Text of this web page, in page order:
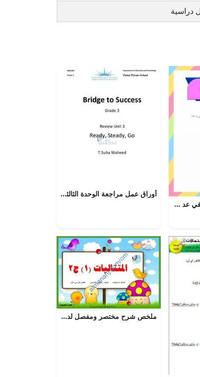
دراسية
الفصل السادس الضرب في عد من رقمين – المنهاج السعودي
أوراق عمل مراجعة الوحدة الثالثة, (لغة انجليزية) الثالث
ملخص شرح مختصر ومفصل لدرس المتتاليات1 جزء 2 مع أمثلة تدريبية (رياضيات) الخامس